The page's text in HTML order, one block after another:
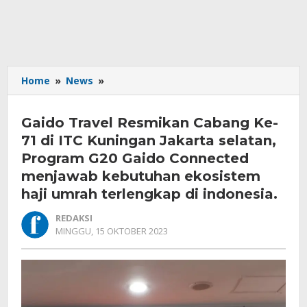
Home » News »
Travel
Cabang
Ke-
71
di
ITC
Kuningan
Program
G20
Connected
menjawab
Gaido Travel Resmikan Cabang Ke-
71 di ITC Kuningan Jakarta selatan,
Program G20 Gaido Connected
menjawab kebutuhan ekosistem
haji umrah terlengkap di indonesia.
REDAKSI
MINGGU, 15 OKTOBER 2023